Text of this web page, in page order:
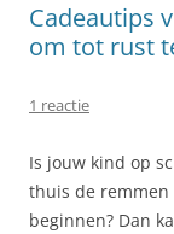
Cadeautips
om tot rust
1 reactie
Is jouw kind op
thuis de remmen
beginnen? Dan